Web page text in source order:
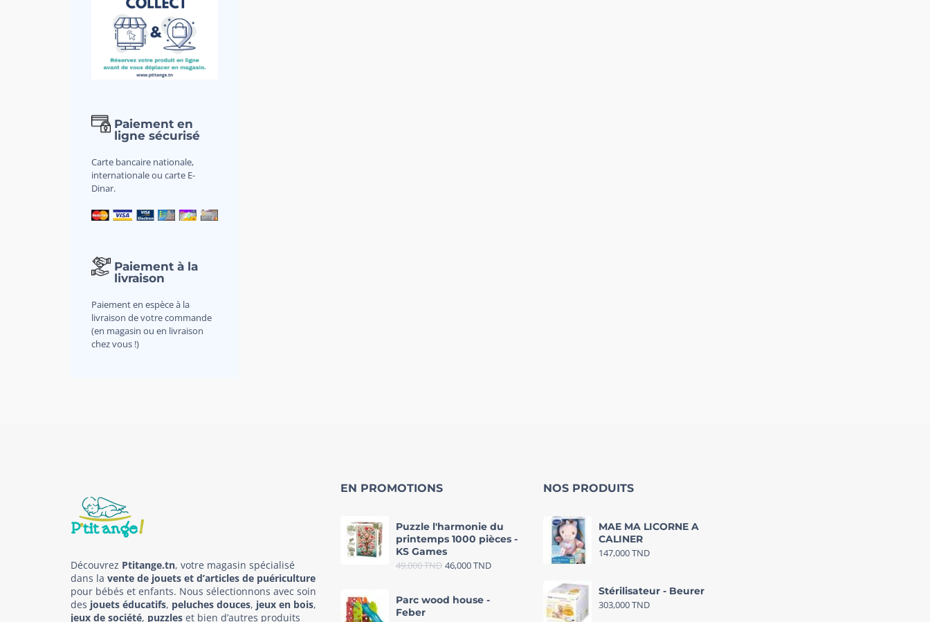
Paiement en
ligne sécurisé
Carte bancaire nationale,
internationale ou carte E-
Dinar.
Paiement à la
livraison
Paiement en espèce à la
livraison de votre commande
(en magasin ou en livraison
chez vous !)
Découvrez Ptitange.tn, votre magasin spécialisé
dans la vente de jouets et d’articles de puériculture
pour bébés et enfants. Nous sélectionnons avec soin
des jouets éducatifs, peluches douces, jeux en bois,
jeux de société, puzzles et bien d’autres produits
EN PROMOTIONS
Puzzle l'harmonie du
printemps 1000 pièces -
KS Games
49,000TND 46,000TND
Parc wood house -
Feber
NOS PRODUITS
MAE MA LICORNE A
CALINER
147,000TND
Stérilisateur - Beurer
303,000TND